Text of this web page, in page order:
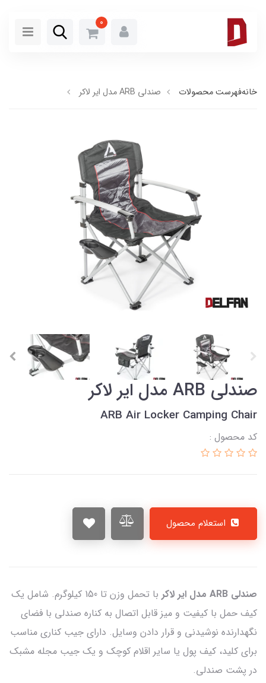
0
خانهفهرست محصولات صندلی ARB مدل ایر لاکر
صندلی ARB مدل ایر لاکر
ARB Air Locker Camping Chair
کد محصول :
صندلی ARB مدل ایر لاکر
با تحمل وزن تا 150 کیلوگرم. شامل یک
کیف حمل با کیفیت و میز قابل اتصال به کناره صندلی با فضای
نگهدارنده نوشیدنی و قرار دادن وسایل. دارای جیب کناری مناسب
برای کلید، کیف پول یا سایر اقلام کوچک و یک جیب مجله مشبک
در پشت صندلی.